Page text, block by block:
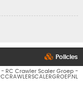
Policies
- RC Crawler Scaler Groep -